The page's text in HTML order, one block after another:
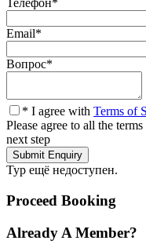
Телефон*
Email*
Вопрос*
* I agree with Terms of
Please agree to all the
next step
Тур ещё недоступен.
Proceed Booking
Already A Member?